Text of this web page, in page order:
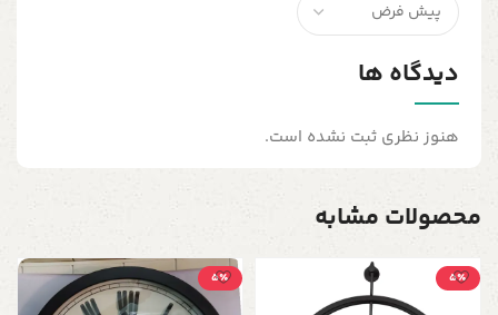
دیدگاه ها
هنوز نظری ثبت نشده است.
محصولات مشابه
5٪ 5٪